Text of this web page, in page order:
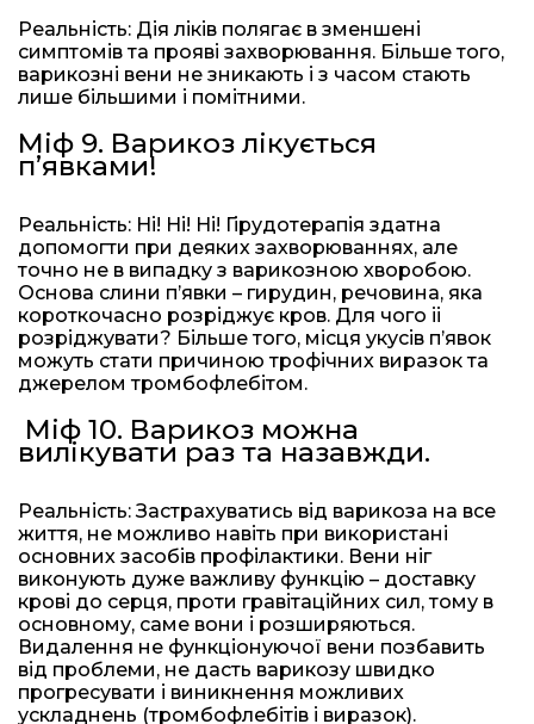
Реальність: Дія ліків полягає в зменшені
симптомів та прояві захворювання. Більше того,
варикозні вени не зникають і з часом стають
лише більшими і помітними.
Міф 9. Варикоз лікується
п’явками!
Реальність: Ні! Ні! Ні! Гірудотерапія здатна
допомогти при деяких захворюваннях, але
точно не в випадку з варикозною хворобою.
Основа слини п’явки – гирудин, речовина, яка
короткочасно розріджує кров. Для чого іі
розріджувати? Більше того, місця укусів п’явок
можуть стати причиною трофічних виразок та
джерелом тромбофлебітом.
Міф 10. Варикоз можна
вилікувати раз та назавжди.
Реальність: Застрахуватись від варикоза на все
життя, не можливо навіть при використані
основних засобів профілактики. Вени ніг
виконують дуже важливу функцію – доставку
крові до серця, проти гравітаційних сил, тому в
основному, саме вони і розширяються.
Видалення не функціонуючої вени позбавить
від проблеми, не дасть варикозу швидко
прогресувати і виникнення можливих
ускладнень (тромбофлебітів і виразок).